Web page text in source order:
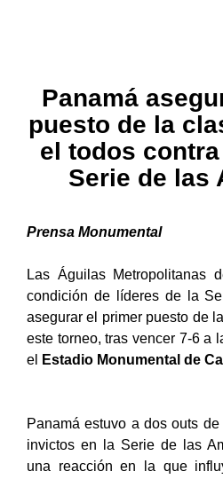
Panamá
puesto de la
el todos
Serie de las
Prensa Monumental
Las Águilas Metropolitanas
condición de líderes de la
asegurar el primer puesto de
este torneo, tras vencer 7-6 a
el
Estadio Monumental de
Panamá estuvo a dos outs
invictos en la Serie de las
una reacción en la que